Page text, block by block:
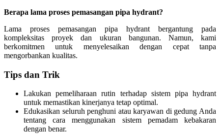
Berapa lama proses pemasangan pipa hydrant?
Lama proses pemasangan pipa hydrant bergantung pada
kompleksitas proyek dan ukuran bangunan. Namun, kami
berkomitmen untuk menyelesaikan dengan cepat tanpa
mengorbankan kualitas.
Tips dan Trik
Lakukan pemeliharaan rutin terhadap sistem pipa hydrant
untuk memastikan kinerjanya tetap optimal.
Edukasikan seluruh penghuni atau karyawan di gedung Anda
tentang cara menggunakan sistem pemadam kebakaran
dengan benar.